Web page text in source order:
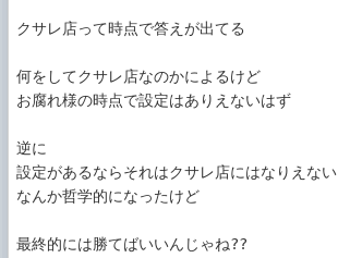
クサレ店って時点で答えが出てる
何をしてクサレ店なのかによるけど
お腐れ様の時点で設定はありえないはず
逆に
設定があるならそれはクサレ店にはなりえない
なんか哲学的になったけど
最終的には勝てばいいんじゃね??